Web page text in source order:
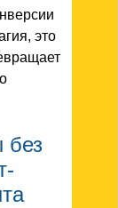
это
без